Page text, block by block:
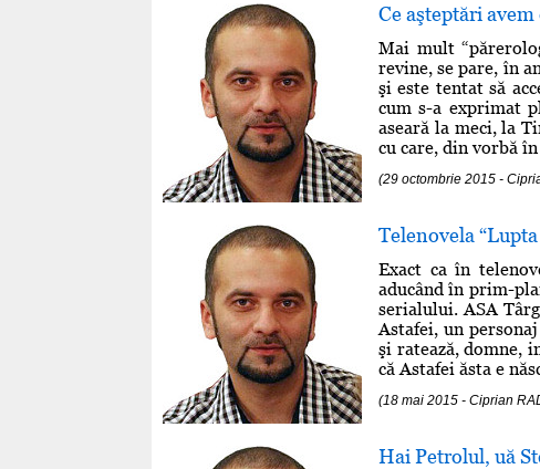
Ce aşteptări
Mai mult
revine, se pare, în
şi este tentat să
cum s-a exprimat
aseară la meci, la
cu care, din vorbă
(29 octombrie 2015 -
Telenovela
Exact ca în
aducând în prim-
serialului. ASA
Astafei, un
şi ratează, domne,
că Astafei ăsta e
(18 mai 2015 - Ciprian
Hai Petrolul, uă